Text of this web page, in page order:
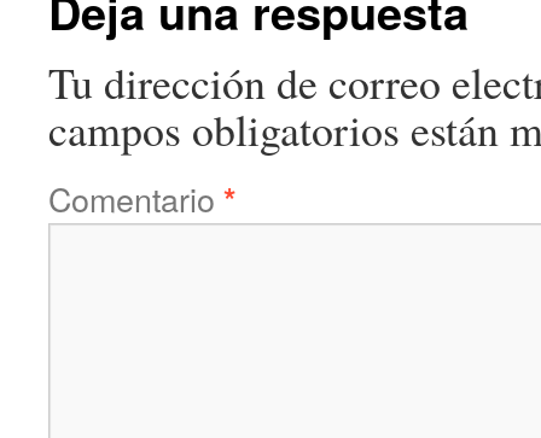
Tu dirección de correo
campos obligatorios están
Comentario *